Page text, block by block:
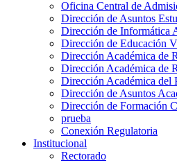
Oficina Central de
Dirección de Asuntos
Dirección de Informática
Dirección de Educación
Dirección Académica de
Dirección Académica de
Dirección Académica del
Dirección de Asuntos
Dirección de Formación
prueba
Conexión Regulatoria
Institucional
Rectorado